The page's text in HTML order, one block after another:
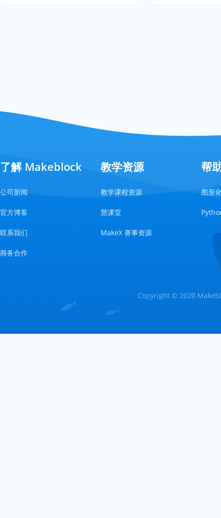
了解 Makeblock
公司新闻
官方博客
联系我们
商务合作
教学资源
教学课程资源
慧课堂
MakeX 赛事资源
帮
图形
Copyright © 2020